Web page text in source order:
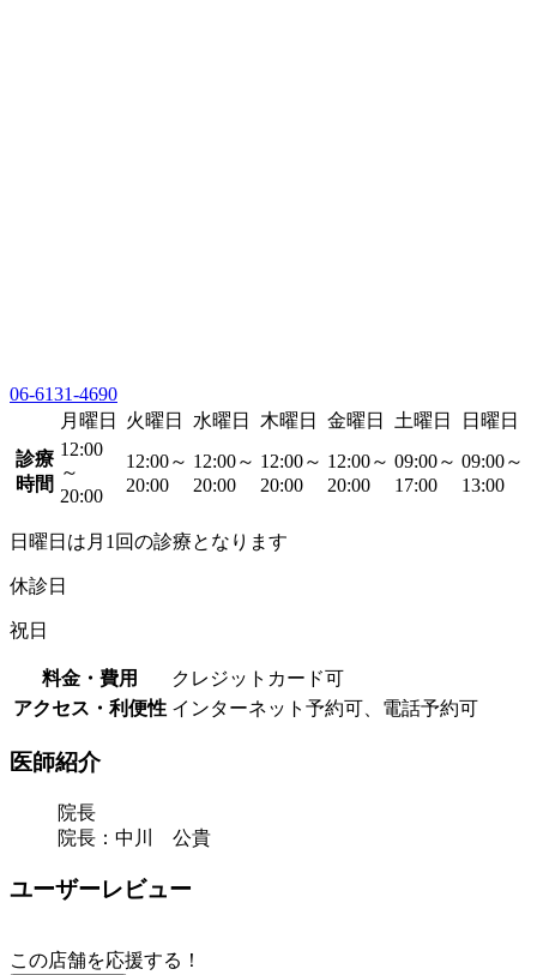
06-6131-4690
月曜日
火曜日 水曜日 木曜日 金曜日 土曜日
日曜日
診療
時間
12:00
～
20:00
12:00～
20:00
12:00～
20:00
12:00～
20:00
12:00～
20:00
09:00～
17:00
09:00～
13:00
日曜日は月1回の診療となります
休診日
祝日
料金・費用
クレジットカード可
アクセス・利便性 インターネット予約可、電話予約可
医師紹介
院長
院長：中川 公貴
ユーザーレビュー
この店舗を応援する！